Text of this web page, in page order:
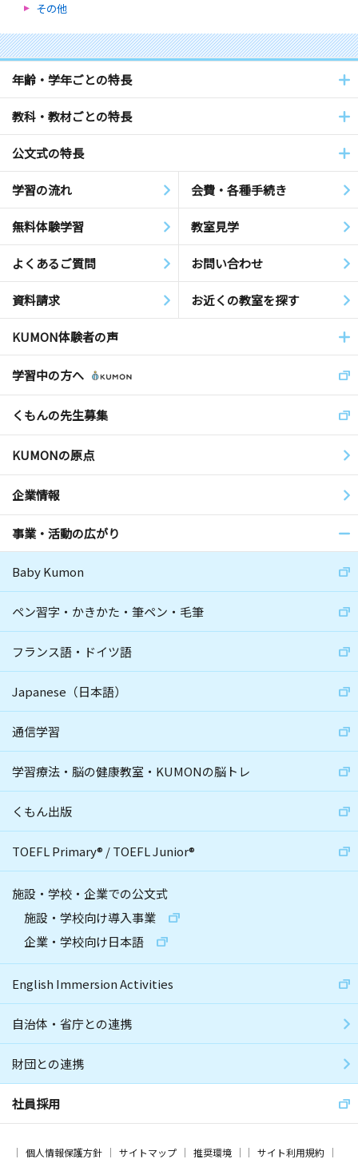
その他
年齢・学年ごとの特長
教科・教材ごとの特長
公文式の特長
学習の流れ 会費・各種手続き
無料体験学習 教室見学
よくあるご質問 お問い合わせ
資料請求 お近くの教室を探す
KUMON体験者の声
学習中の方へ
くもんの先生募集
KUMONの原点
企業情報
事業・活動の広がり
Baby Kumon
ペン習字・かきかた・筆ペン・毛筆
フランス語・ドイツ語
Japanese（日本語）
通信学習
学習療法・脳の健康教室・KUMONの脳トレ
くもん出版
TOEFL Primary® /TOEFL Junior®
施設・学校・企業での公文式
施設・学校向け導入事業
企業・学校向け日本語
English Immersion Activities
自治体・省庁との連携
財団との連携
社員採用
個人情報保護方針 サイトマップ 推奨環境 サイト利用規約